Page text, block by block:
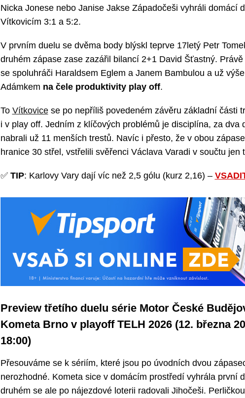
Nicka Jonese nebo Janise Jakse Západočeši vyhráli domácí
Vítkovicím 3:1 a 5:2.
V prvním duelu se dvěma body blýskl teprve 17letý Petr
druhém zápase zase zazářil bilancí 2+1 David Šťastný. Právě
se spoluhráči Haraldsem Eglem a Janem Bambulou a už
Adámkem na čele produktivity play off.
To Vítkovicese po nepříliš povedeném závěru základní části
i v play off. Jedním z klíčových problémů je disciplína, za dva
nabrali už 11 menších trestů. Navíc i přesto, že v obou
hranice 30 střel, vstřelili svěřenci Václava Varadi v součtu jen
✅ TIP: Karlovy Vary dají víc než 2,5 gólu (kurz 2,16) –
Preview třetího duelu série Motor České
Kometa Brno v playoff TELH 2026 (12. března
18:00)
Přesouváme se k sériím, které jsou po úvodních dvou
nerozhodné. Kometa sice v domácím prostředí vyhrála první
druhém se ale po nájezdové loterii radovali Jihočeši.